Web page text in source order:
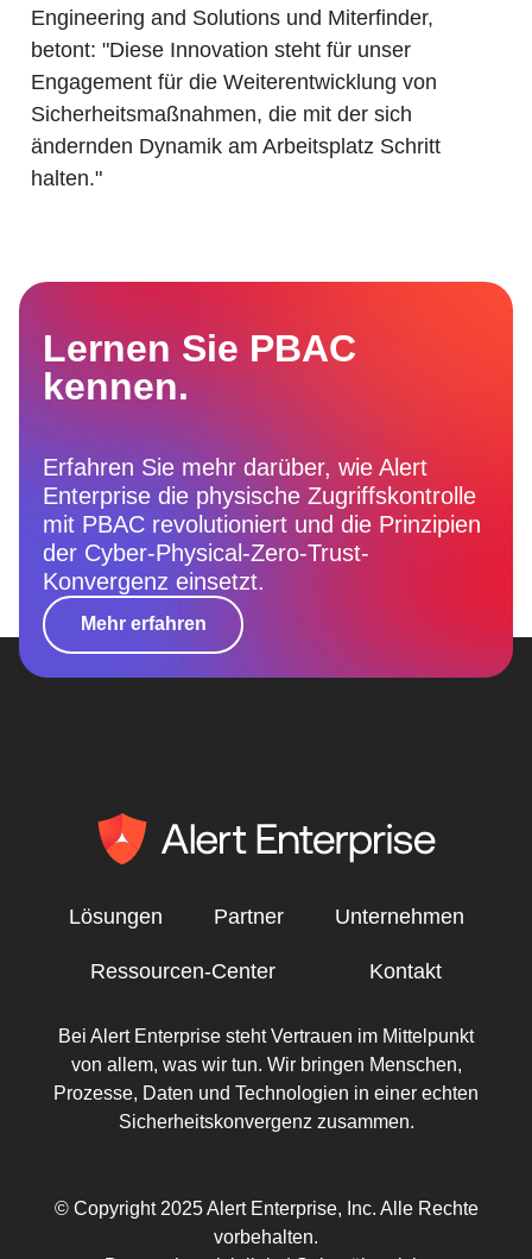
Engineering and Solutions und Miterfinder,
betont: "Diese Innovation steht für unser
Engagement für die Weiterentwicklung von
Sicherheitsmaßnahmen, die mit der sich
ändernden Dynamik am Arbeitsplatz Schritt
halten."
Lernen Sie PBAC
kennen.
Erfahren Sie mehr darüber, wie Alert
Enterprise die physische Zugriffskontrolle
mit PBAC revolutioniert und die Prinzipien
der Cyber-Physical-Zero-Trust-
Konvergenz einsetzt.
Mehr erfahren
Lösungen Partner Unternehmen
Ressourcen-Center Kontakt
Bei Alert Enterprise steht Vertrauen im Mittelpunkt
von allem, was wir tun. Wir bringen Menschen,
Prozesse, Daten und Technologien in einer echten
Sicherheitskonvergenz zusammen.
© Copyright 2025 Alert Enterprise, Inc. Alle Rechte
vorbehalten.